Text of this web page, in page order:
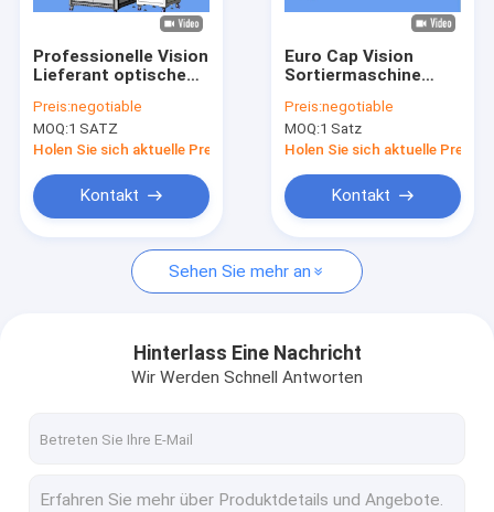
Nachrichten
Fordern Sie ein Zitat
Flaschenprüfmaschine
Vorformprüfmaschine
IML-Inspektionsmaschine
Professionelle Vision
Lieferant optische
für Pharma Euro Cap
Preis:negotiable
MOQ:1 SATZ
Holen Sie sich aktuelle Preis
Kontakt
Euro Cap Vision
Sortiermaschine
Preis:negotiable
MOQ:1 Satz
Holen Sie sich aktuelle Preis
Kontakt
Sehen Sie mehr an
Hinterlass Eine Nachricht
Wir Werden Schnell Antworten